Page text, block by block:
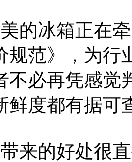
的冰箱正在
规范》，为行
不必再凭感觉
鲜度都有据可
来的好处很